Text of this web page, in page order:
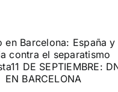
Crónica acto
contra la
migratoria y